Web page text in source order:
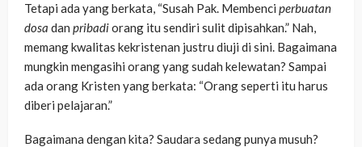
Tetapi ada yang berkata, “Susah Pak. Membenci perbuatan
dosa dan pribadiorang itu sendiri sulit dipisahkan.” Nah,
memang kwalitas kekristenan justru diuji di sini. Bagaimana
mungkin mengasihi orang yang sudah kelewatan? Sampai
ada orang Kristen yang berkata: “Orang seperti itu harus
diberi pelajaran.”
Bagaimana dengan kita? Saudara sedang punya musuh?